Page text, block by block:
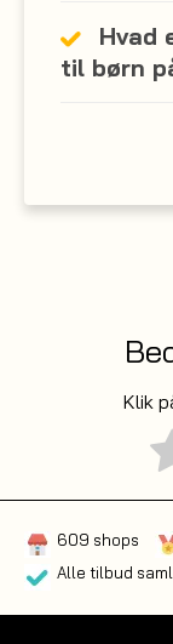
Hvad
til børn
Klik
609 shops
Alle tilbud